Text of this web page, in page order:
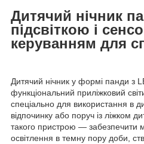
Дитячий нічник
підсвіткою і
керуванням для
Дитячий нічник у формі панди з
функціональний приліжковий
спеціально для використання в
відпочинку або поруч із ліжком
такого пристрою — забезпечити
освітлення в темну пору доби,